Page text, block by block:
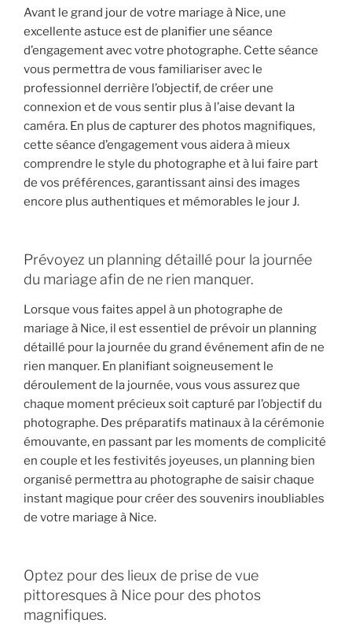
Avant le grand jour de votre mariage à Nice, une
excellente astuce est de planifier une séance
d’engagement avec votre photographe. Cette séance
vous permettra de vous familiariser avec le
professionnel derrière l’objectif, de créer une
connexion et de vous sentir plus à l’aise devant la
caméra. En plus de capturer des photos magnifiques,
cette séance d’engagement vous aidera à mieux
comprendre le style du photographe et à lui faire part
de vos préférences, garantissant ainsi des images
encore plus authentiques et mémorables le jour J.
Prévoyez un planning détaillé pour la journée
du mariage afin de ne rien manquer.
Lorsque vous faites appel à un photographe de
mariage à Nice, il est essentiel de prévoir un planning
détaillé pour la journée du grand événement afin de ne
rien manquer. En planifiant soigneusement le
déroulement de la journée, vous vous assurez que
chaque moment précieux soit capturé par l’objectif du
photographe. Des préparatifs matinaux à la cérémonie
émouvante, en passant par les moments de complicité
en couple et les festivités joyeuses, un planning bien
organisé permettra au photographe de saisir chaque
instant magique pour créer des souvenirs inoubliables
de votre mariage à Nice.
Optez pour des lieux de prise de vue
pittoresques à Nice pour des photos
magnifiques.